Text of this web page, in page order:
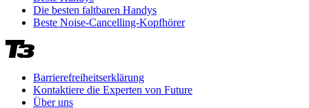
Die besten faltbaren Handys
Beste Noise-Cancelling-Kopfhörer
Barrierefreiheitserklärung
Kontaktiere die Experten von Future
Über uns